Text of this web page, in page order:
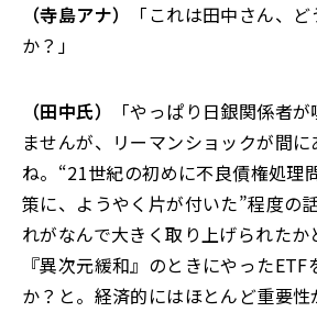
（寺島アナ） 「これは田中さん、
か？ 」
（田中氏） 「やっぱり日銀関係者が
ませんが、リーマンショックが間に
ね。 “21世紀の初めに不良債権処理
策に、ようやく片が付いた”程度の
れがなんで大きく取り上げられたか
『異次元緩和』のときにやった
か？と。経済的にはほとんど重要性